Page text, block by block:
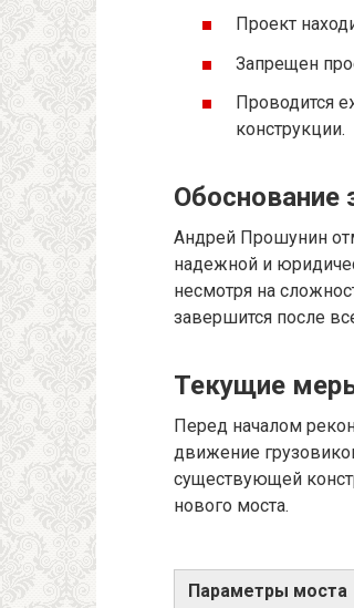
Проект
Запрещен
Проводится
конструкции.
Обоснование
Андрей Прошунин
надежной и
несмотря на
завершится после
Текущие
Перед началом
движение
существующей
нового моста.
Параметры моста